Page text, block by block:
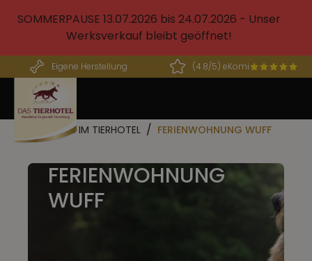
springen
SOMMERPAUSE 13.07.2026 bis 24.07.2026 - Unser
Werksverkauf bleibt geöffnet!
Eigene Herstellung (4.8/5) eKomi
URLAUB IM TIERHOTEL FERIENWOHNUNG WUFF
FERIENWOHNUNG
WUFF